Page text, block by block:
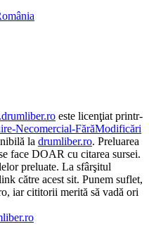
Necomercial-FărăModificări
la
face DOAR cu citarea sursei.
preluate. La sfârşitul
către acest sit. Punem suflet,
iar cititorii merită să vadă ori